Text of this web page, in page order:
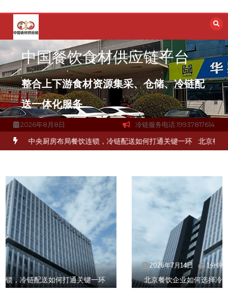
容
中国餐饮食材供应链平台
整合上下游食材资源集采、仓储、冷链配
送一体化服务
2026年8月8日 冷链服务电话:19937817614
品食材流通难题？ 杭州中央厨房布局餐饮连锁，冷链配送如何打通
2026年7月14日 1分钟
北京餐饮企业如何选择冷链公司？